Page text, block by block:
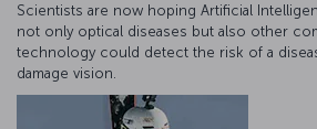
Scientists are now hoping Artificial
not only optical diseases but also other
technology could detect the risk of a
damage vision.